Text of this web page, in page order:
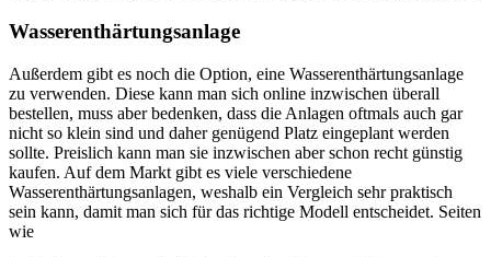
Wasserenthärtungsanlage
Außerdem gibt es noch die Option, eine Wasserenthärtungsanlage
zu verwenden. Diese kann man sich online inzwischen überall
bestellen, muss aber bedenken, dass die Anlagen oftmals auch gar
nicht so klein sind und daher genügend Platz eingeplant werden
sollte. Preislich kann man sie inzwischen aber schon recht günstig
kaufen. Auf dem Markt gibt es viele verschiedene
Wasserenthärtungsanlagen, weshalb ein Vergleich sehr praktisch
sein kann, damit man sich für das richtige Modell entscheidet. Seiten
wie